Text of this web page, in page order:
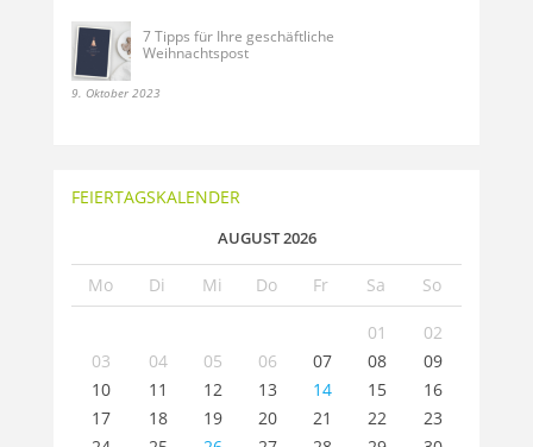
7 Tipps für Ihre geschäftliche
Weihnachtspost
9. Oktober 2023
FEIERTAGSKALENDER
AUGUST 2026
Mo Di Mi Do Fr Sa So
01
02
03
04 05 06 07 08
09
10
11 12 13 14 15
16
17
18 19 20 21 22
23